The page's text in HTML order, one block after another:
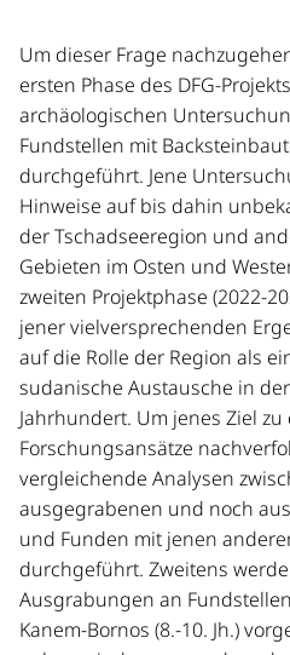
Um dieser Frage
ersten Phase des DFG-
archäologischen
Fundstellen mit
durchgeführt. Jene
Hinweise auf bis dahin
der Tschadseeregion und
Gebieten im Osten und
zweiten Projektphase (2022-
jener vielversprechenden
auf die Rolle der Region als
sudanische Austausche in
Jahrhundert. Um jenes Ziel
Forschungsansätze
vergleichende Analysen
ausgegrabenen und noch
und Funden mit jenen
durchgeführt. Zweitens
Ausgrabungen an
Kanem-Bornos (8.-10. Jh.)